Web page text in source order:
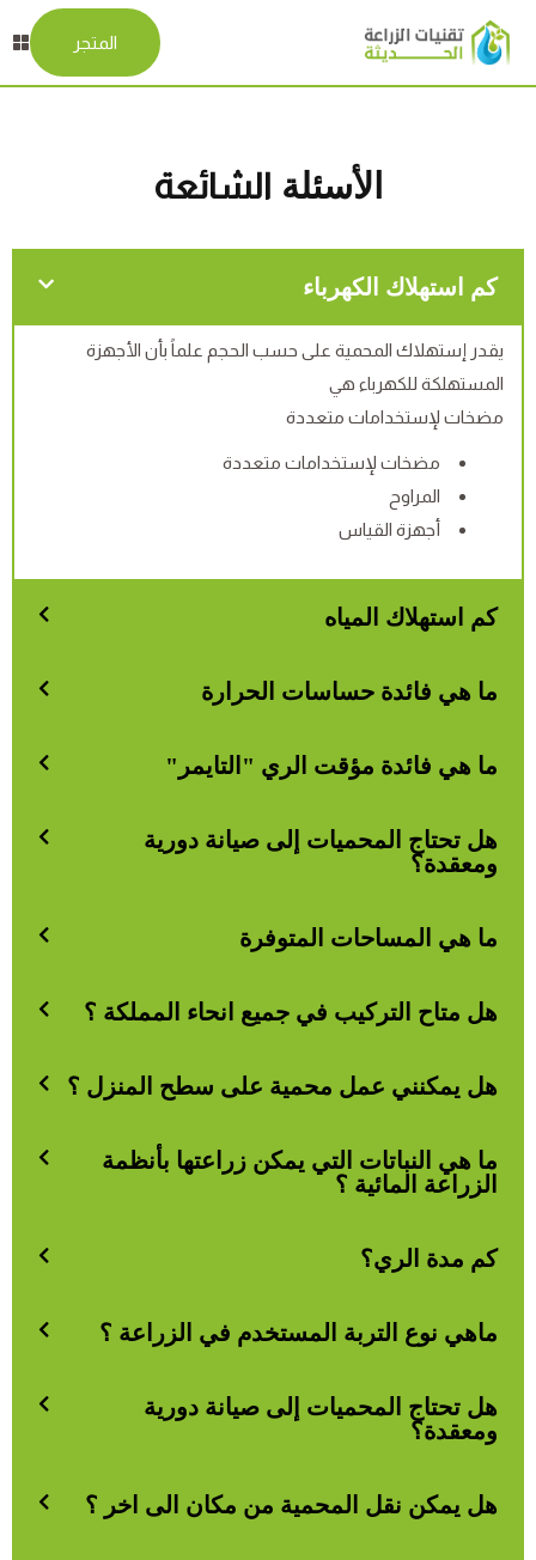
المتجر
الأسئلة الشائعة
كم استهلاك الكهرباء
يقدر إستهلاك المحمية على حسب الحجم علماً بأن الأجهزة
المستهلكة للكهرباء هي
مضخات لإستخدامات متعددة
مضخات لإستخدامات متعددة
المراوح
أجهزة القياس
كم استهلاك المياه
ما هي فائدة حساسات الحرارة
ما هي فائدة مؤقت الري "التايمر"
هل تحتاج المحميات إلى صيانة دورية
ومعقدة؟
ما هي المساحات المتوفرة
هل متاح التركيب في جميع انحاء المملكة ؟
هل يمكنني عمل محمية على سطح المنزل ؟
ما هي النباتات التي يمكن زراعتها بأنظمة
الزراعة المائية ؟
كم مدة الري؟
ماهي نوع التربة المستخدم في الزراعة ؟
هل تحتاج المحميات إلى صيانة دورية
ومعقدة؟
هل يمكن نقل المحمية من مكان الى اخر ؟